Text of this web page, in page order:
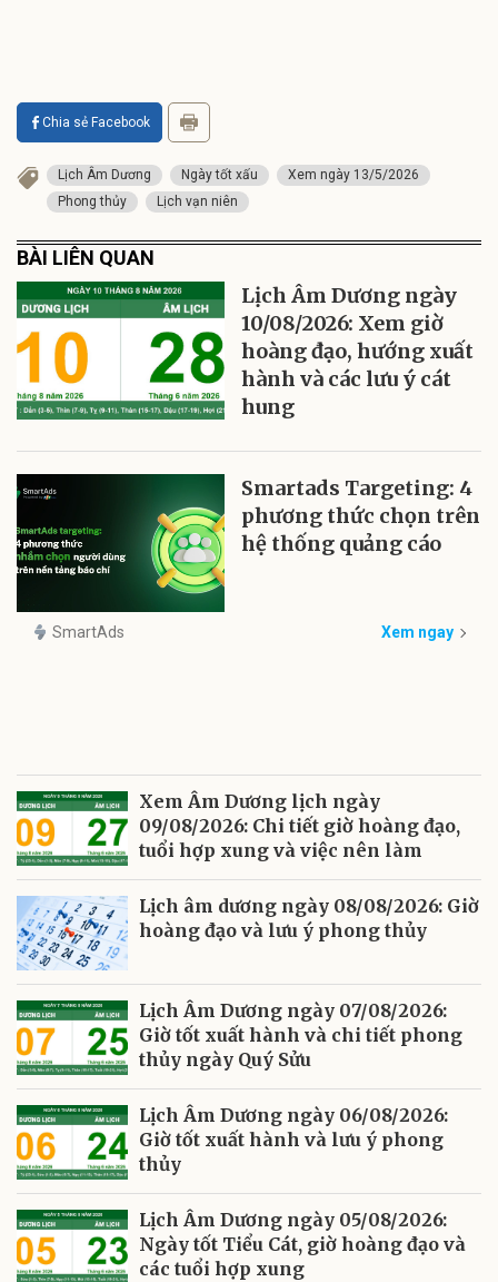
Chia sẻ Facebook
Lịch Âm Dương Ngày tốt xấu
Xem ngày 13/5/2026
Phong thủy
Lịch vạn niên
BÀI LIÊN QUAN
Lịch Âm Dương ngày
10/08/2026: Xem giờ
hoàng đạo, hướng xuất
hành và các lưu ý cát
hung
Smartads Targeting: 4
phương thức chọn trên
hệ thống quảng cáo
SmartAds Xem ngay
Xem Âm Dương lịch ngày
09/08/2026: Chi tiết giờ hoàng đạo,
tuổi hợp xung và việc nên làm
Lịch âm dương ngày 08/08/2026: Giờ
hoàng đạo và lưu ý phong thủy
Lịch Âm Dương ngày 07/08/2026:
Giờ tốt xuất hành và chi tiết phong
thủy ngày Quý Sửu
Lịch Âm Dương ngày 06/08/2026:
Giờ tốt xuất hành và lưu ý phong
thủy
Lịch Âm Dương ngày 05/08/2026:
Ngày tốt Tiểu Cát, giờ hoàng đạo và
các tuổi hợp xung